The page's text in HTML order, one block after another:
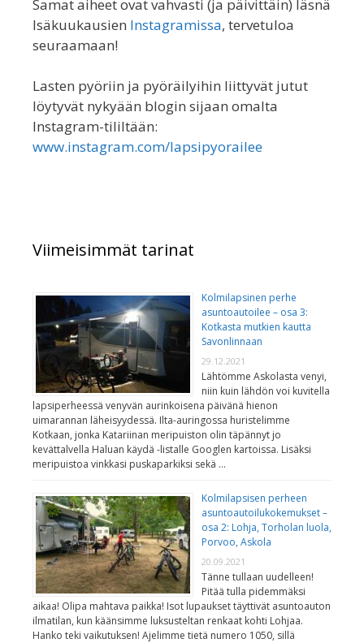
Samat aiheet ovat vahvasti (ja päivittäin) läsnä
Isäkuukausien Instagramissa, tervetuloa
seuraamaan!
Lasten pyöriin ja pyöräilyihin liittyvät jutut
löytyvät nykyään blogin sijaan omalta
Instagram-tililtään:
www.instagram.com/lapsipyorailee
Viimeisimmät tarinat
Kolmilapsinen perhe
asuntoautoilee – osa 3:
Kotkasta mutkien kautta
Savonlinnaan
29.12.2021
Lähtömme Askolasta venyi,
niin kuin lähdön voi kuvitella
lapsiperheessä venyvän aurinkoisena päivänä hienon
uimarannan läheisyydessä. Ilta-auringossa huristelimme
Kotkaan, jonka Katariinan meripuiston olin täpännyt jo
kevättalvella Haluan käydä -listalle Googlen kartoissa. Lisäksi
meripuistoa vinkkasi puskaparkiksi sekä …
Kolmilapsisen perheen
asuntoautoilukokemukset –
osa 2: Lohja, Torholan luola,
Porvoo, Askola
20.09.2021
Tänne tullaan uudelleen!
Pitää tulla pidemmäksi
aikaa! Olipa mahtava paikka! Isot lupaukset täyttivät asuntoauton
ilmatilan, kun käänsimme luksusteltan renkaat kohti Lohjaa.
Hanko teki vaikutuksen! Ajelimme tietä numero 1050, sillä